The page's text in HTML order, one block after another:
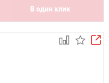
В один клик